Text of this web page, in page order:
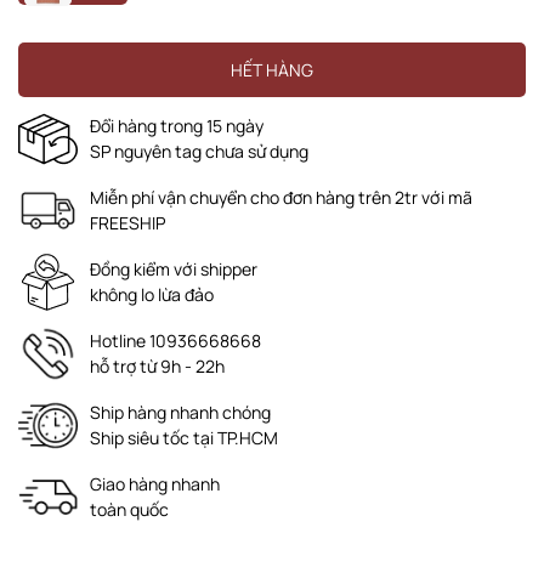
HẾT HÀNG
Đổi hàng trong 15 ngày
SP nguyên tag chưa sử dụng
Miễn phí vận chuyển cho đơn hàng trên 2tr với mã
FREESHIP
Đồng kiểm với shipper
không lo lừa đảo
Hotline 10936668668
hỗ trợ từ 9h - 22h
Ship hàng nhanh chóng
Ship siêu tốc tại TP.HCM
Giao hàng nhanh
toàn quốc